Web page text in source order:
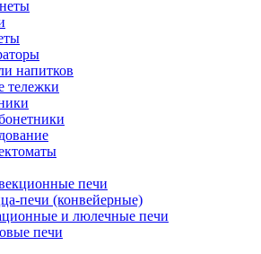
напитков
тележки
печи
печи (конвейерные)
и люлечные печи
печи